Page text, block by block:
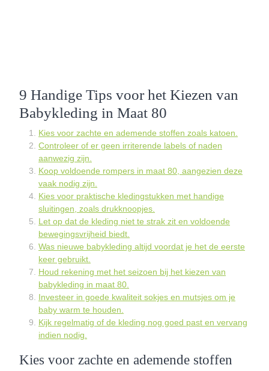
9 Handige Tips voor het Kiezen van
Babykleding in Maat 80
Kies voor zachte en ademende stoffen zoals katoen.
Controleer of er geen irriterende labels of naden
aanwezig zijn.
Koop voldoende rompers in maat 80, aangezien deze
vaak nodig zijn.
Kies voor praktische kledingstukken met handige
sluitingen, zoals drukknoopjes.
Let op dat de kleding niet te strak zit en voldoende
bewegingsvrijheid biedt.
Was nieuwe babykleding altijd voordat je het de eerste
keer gebruikt.
Houd rekening met het seizoen bij het kiezen van
babykleding in maat 80.
Investeer in goede kwaliteit sokjes en mutsjes om je
baby warm te houden.
Kijk regelmatig of de kleding nog goed past en vervang
indien nodig.
Kies voor zachte en ademende stoffen